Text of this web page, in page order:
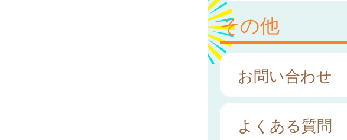
その他
お問い合わせ
よくある質問